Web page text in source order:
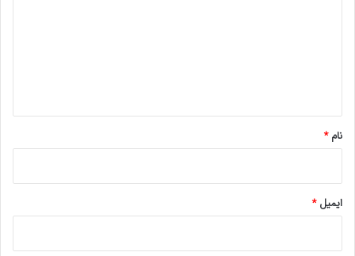
نام*
ایمیل*